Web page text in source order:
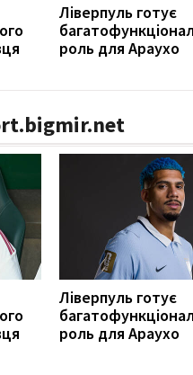
Ліверпуль готує
роль для Араухо
Ліверпуль готує
роль для Араухо